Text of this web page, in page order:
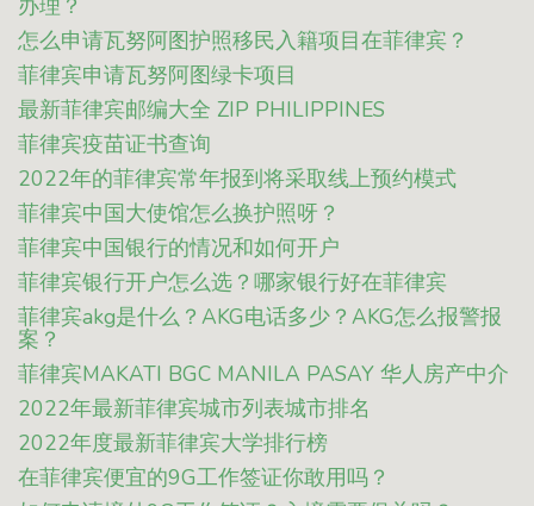
怎么申请瓦努阿图护照移民入籍项目在菲律宾？
菲律宾申请瓦努阿图绿卡项目
最新菲律宾邮编大全 ZIP PHILIPPINES
菲律宾疫苗证书查询
2022年的菲律宾常年报到将采取线上预约模式
菲律宾中国大使馆怎么换护照呀？
菲律宾中国银行的情况和如何开户
菲律宾银行开户怎么选？哪家银行好在菲律宾
菲律宾akg是什么？AKG电话多少？AKG怎么报警报
案？
菲律宾MAKATI BGC MANILA PASAY 华人房产中介
2022年最新菲律宾城市列表城市排名
2022年度最新菲律宾大学排行榜
在菲律宾便宜的9G工作签证你敢用吗？